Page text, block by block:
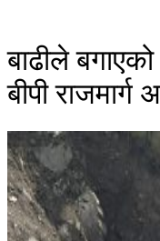
बाढीले
बीपी